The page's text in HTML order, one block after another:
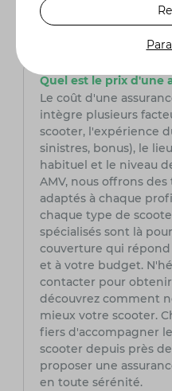
tranquillité d'esprit
passionnés de tout-
aventures sur la route.
Quel est le prix d'une
Le coût d'une
intègre plusieurs
scooter, l'expérience
sinistres, bonus), le
habituel et le niveau
AMV, nous offrons
adaptés à chaque
chaque type de
spécialisés sont là
couverture qui
et à votre budget.
contacter pour
découvrez comment
mieux votre scooter.
fiers d'accompagner
scooter depuis près
proposer une
en toute sérénité.